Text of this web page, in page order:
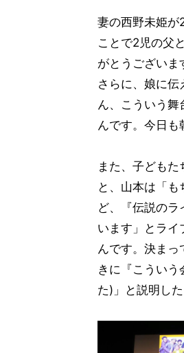
妻の西野未姫が
ことで2児の父
がとうございま
さらに、娘に
ん、こういう
んです。今日も
また、子ども
と、山本は「
ど、『伝説の
います」とライ
んです。決ま
きに『こうい
た)」と説明した